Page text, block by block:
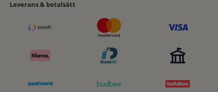
Leverans & betalsätt